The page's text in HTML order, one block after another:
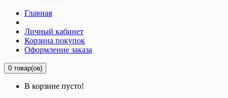
Главная
Личный кабинет
Корзина покупок
Оформление заказа
0 товар(ов)
В корзине пусто!